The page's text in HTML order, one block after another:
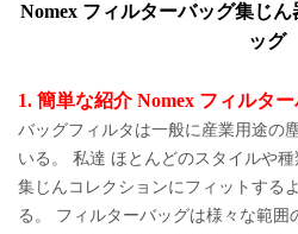
Nomex フィルターバッグ集じ
ッグ
1. 簡単な紹介 Nomex フィルタ
バッグフィルタは一般に産業用途の
いる。 私達 ほとんどのスタイルや
集じんコレクションにフィットする
る。 フィルターバッグは様々な範囲